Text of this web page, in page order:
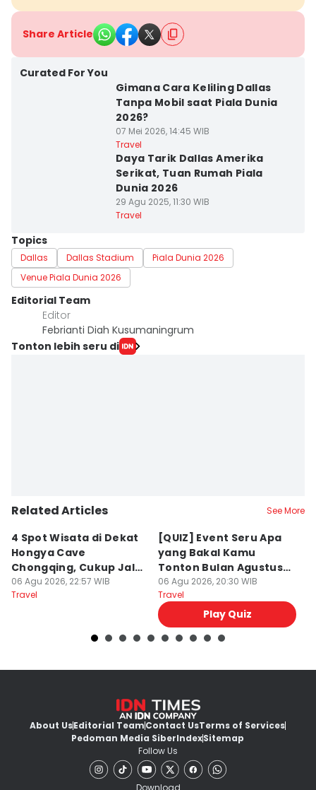
Share Article
Curated For You
Gimana Cara Keliling Dallas
Tanpa Mobil saat Piala Dunia
2026?
07 Mei 2026, 14:45 WIB
Travel
Daya Tarik Dallas Amerika
Serikat, Tuan Rumah Piala
Dunia 2026
29 Agu 2025, 11:30 WIB
Travel
Topics
Dallas Dallas Stadium
Piala Dunia 2026
Venue Piala Dunia 2026
Editorial Team
Editor
Febrianti Diah Kusumaningrum
Tonton lebih seru di
Related Articles See More
4 Spot Wisata di Dekat
Hongya Cave
Chongqing, Cukup Jalan
Kaki!
06 Agu 2026, 22:57 WIB
Travel
[QUIZ] Event Seru Apa
yang Bakal Kamu
Tonton Bulan Agustus
2026 Ini?
06 Agu 2026, 20:30 WIB
Travel
Play Quiz
About UsEditorial TeamContact UsTerms of Services
Pedoman Media SiberIndexSitemap
Follow Us
Download